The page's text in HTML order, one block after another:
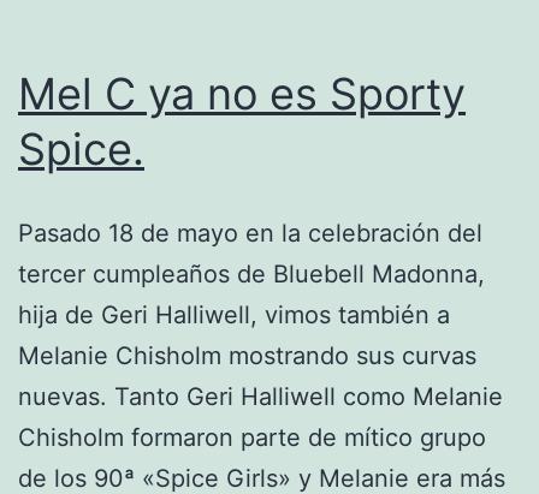
Mel C ya no es Sporty
Spice.
Pasado 18 de mayo en la celebración del
tercer cumpleaños de Bluebell Madonna,
hija de Geri Halliwell, vimos también a
Melanie Chisholm mostrando sus curvas
nuevas. Tanto Geri Halliwell como Melanie
Chisholm formaron parte de mítico grupo
de los 90ª «Spice Girls» y Melanie era más